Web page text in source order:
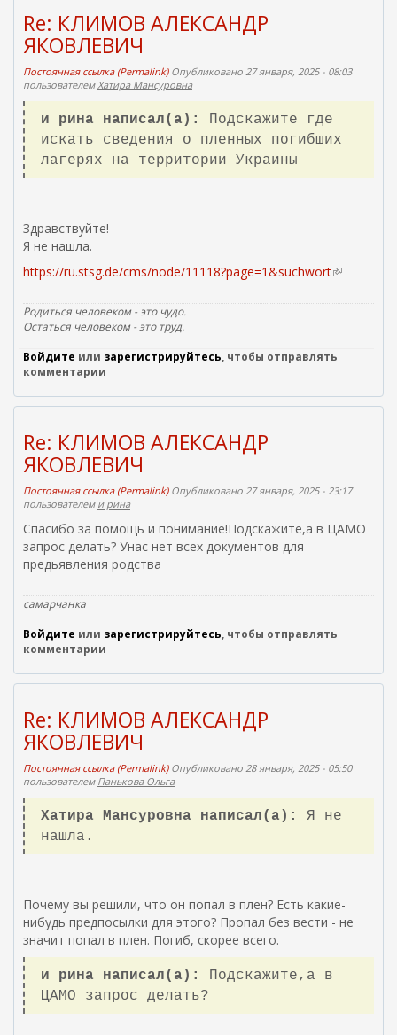
Re: КЛИМОВ АЛЕКСАНДР
ЯКОВЛЕВИЧ
Постоянная ссылка (Permalink)Опубликовано 27 января, 2025 - 08:03
пользователемХатира Мансуровна
и рина написал(а):
Подскажите где
искать сведения о пленных погибших
лагерях на территории Украины
Здравствуйте!
Я не нашла.
https://ru.stsg.de/cms/node/11118?page=1&suchwort(
н
н
я
к
Родиться человеком - это чудо.
Остаться человеком - это труд.
Войдите или зарегистрируйтесь, чтобы отправлять
комментарии
Re: КЛИМОВ АЛЕКСАНДР
ЯКОВЛЕВИЧ
Постоянная ссылка (Permalink)Опубликовано 27 января, 2025 - 23:17
пользователем и рина
Спасибо за помощь и понимание!Подскажите,а в ЦАМО
запрос делать? Унас нет всех документов для
предьявления родства
самарчанка
Войдите или зарегистрируйтесь, чтобы отправлять
комментарии
Re: КЛИМОВ АЛЕКСАНДР
ЯКОВЛЕВИЧ
Постоянная ссылка (Permalink)Опубликовано 28 января, 2025 - 05:50
пользователем Панькова Ольга
Хатира Мансуровна написал(а):
Я не
нашла.
Почему вы решили, что он попал в плен? Есть какие-
нибудь предпосылки для этого? Пропал без вести - не
значит попал в плен. Погиб, скорее всего.
и рина написал(а):
Подскажите,а в
ЦАМО запрос делать?